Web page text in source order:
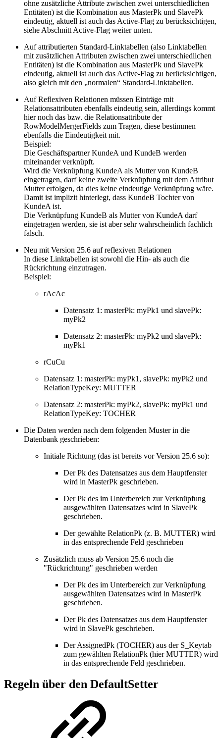
ohne zusätzliche Attribute zwischen zwei unterschiedlichen
Entitäten) ist die Kombination aus MasterPk und SlavePk
eindeutig, aktuell ist auch das Active-Flag zu berücksichtigen,
siehe Abschnitt Active-Flag weiter unten.
Auf attributierten Standard-Linktabellen (also Linktabellen
mit zusätzlichen Attributen zwischen zwei unterschiedlichen
Entitäten) ist die Kombination aus MasterPk und SlavePk
eindeutig, aktuell ist auch das Active-Flag zu berücksichtigen,
also gleich mit den „normalen“ Standard-Linktabellen.
Auf Reflexiven Relationen müssen Einträge mit
Relationsattributen ebenfalls eindeutig sein, allerdings kommt
hier noch das bzw. die Relationsattribute der
RowModelMergerFields zum Tragen, diese bestimmen
ebenfalls die Eindeutigkeit mit.
Beispiel:
Die Geschäftspartner KundeA und KundeB werden
miteinander verknüpft.
Wird die Verknüpfung KundeA als Mutter von KundeB
eingetragen, darf keine zweite Verknüpfung mit dem Attribut
Mutter erfolgen, da dies keine eindeutige Verknüpfung wäre.
Damit ist implizit hinterlegt, dass KundeB Tochter von
KundeA ist.
Die Verknüpfung KundeB als Mutter von KundeA darf
eingetragen werden, sie ist aber sehr wahrscheinlich fachlich
falsch.
Neu mit Version 25.6 auf reflexiven Relationen
In diese Linktabellen ist sowohl die Hin- als auch die
Rückrichtung einzutragen.
Beispiel:
rAcAc
Datensatz 1: masterPk: myPk1 und slavePk:
myPk2
Datensatz 2: masterPk: myPk2 und slavePk:
myPk1
rCuCu
Datensatz 1: masterPk: myPk1, slavePk: myPk2 und
RelationTypeKey: MUTTER
Datensatz 2: masterPk: myPk2, slavePk: myPk1 und
RelationTypeKey: TOCHER
Die Daten werden nach dem folgenden Muster in die
Datenbank geschrieben:
Initiale Richtung (das ist bereits vor Version 25.6 so):
Der Pk des Datensatzes aus dem Hauptfenster
wird in MasterPk geschrieben.
Der Pk des im Unterbereich zur Verknüpfung
ausgewählten Datensatzes wird in SlavePk
geschrieben.
Der gewählte RelationPk (z. B. MUTTER) wird
in das entsprechende Feld geschrieben
Zusätzlich muss ab Version 25.6 noch die
"Rückrichtung" geschrieben werden
Der Pk des im Unterbereich zur Verknüpfung
ausgewählten Datensatzes wird in MasterPk
geschrieben.
Der Pk des Datensatzes aus dem Hauptfenster
wird in SlavePk geschrieben.
Der AssignedPk (TOCHER) aus der S_Keytab
zum gewählten RelationPk (hier MUTTER) wird
in das entsprechende Feld geschrieben.
Regeln über den DefaultSetter